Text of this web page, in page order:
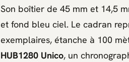
Son boîtier de 45 mm et 14,5
et fond bleu ciel. Le cadran
exemplaires, étanche à 100
HUB1280 Unico, un